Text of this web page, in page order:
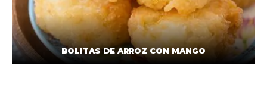
BOLITAS DE ARROZ CON MANGO